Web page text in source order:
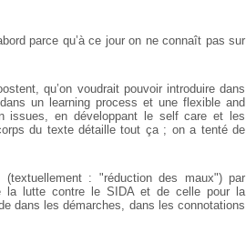
parce qu’à ce jour on ne connaît pas sur
qu’on voudrait pouvoir introduire dans
un learning process et une flexible and
issues, en développant le self care et les
du texte détaille tout ça ; on a tenté de
: "réduction des maux") par
la lutte contre le SIDA et de celle pour la
dans les démarches, dans les connotations